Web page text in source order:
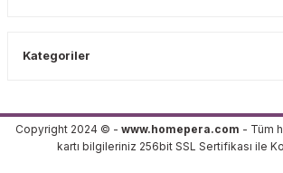
Kategoriler
Copyright 2024 © - www.homepera.com - Tüm
kartı bilgileriniz 256bit SSL Sertifikası ile